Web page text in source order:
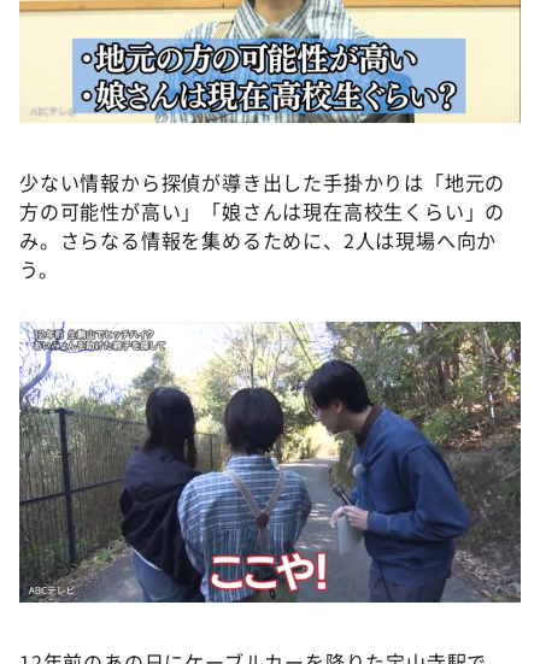
少ない情報から探偵が導き出した手掛かりは「地元の
方の可能性が高い」「娘さんは現在高校生くらい」の
み。さらなる情報を集めるために、2人は現場へ向か
う。